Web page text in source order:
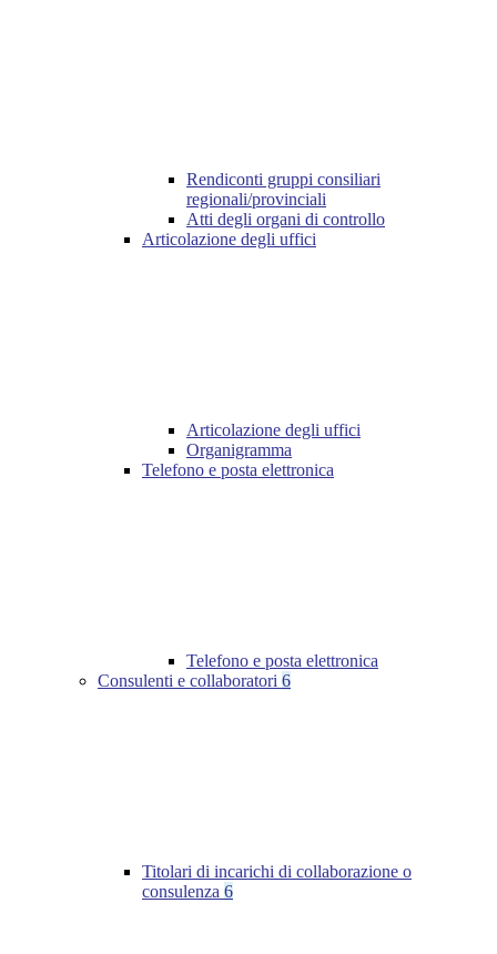
Rendiconti gruppi consiliari
regionali/provinciali
Atti degli organi di controllo
Articolazione degli uffici
Articolazione degli uffici
Organigramma
Telefono e posta elettronica
Telefono e posta elettronica
Consulenti e collaboratori 6
Titolari di incarichi di collaborazione o
consulenza 6